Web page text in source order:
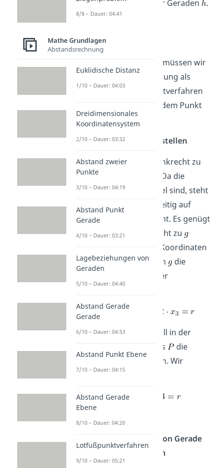
einfach den Aufpunkt der Geraden
.
Diesen einfachen Schritt müssen wir
sowohl bei der Formellösung als
auch bei den Lotfußpunktverfahren
mit Hilfslinie oder laufendem Punkt
erledigen.
Schritt 2: Hilfsebene aufstellen
Eine Hilfsebene
soll senkrecht zu
beiden Geraden stehen. Da die
beiden Geraden ja parallel sind, steht
die Ebene immer gleichzeitig auf
beiden Geraden senkrecht. Es genügt
also, wenn wir
senkrecht zu
wählen. Dazu bilden die Koordinaten
des Richtungsvektors von
die
Koordinatengleichung der
Hilfsebene:
Der gewählte Punkt
soll in der
Ebene liegen, daher muss
die
erfüllen. Wir
erhalten für :
Schritt 3: Schnittpunkt von Gerade
und Hilfebene berechnen
8/8 – Dauer: 04:41
Mathe Grundlagen
Abstandsrechnung
Euklidische Distanz
1/10 – Dauer: 04:03
Dreidimensionales
Koordinatensystem
2/10 – Dauer: 03:32
Abstand zweier
Punkte
3/10 – Dauer: 04:19
Abstand Punkt
Gerade
4/10 – Dauer: 03:21
Lagebeziehungen von
Geraden
5/10 – Dauer: 04:40
Abstand Gerade
Gerade
6/10 – Dauer: 04:53
Abstand Punkt Ebene
7/10 – Dauer: 04:15
Abstand Gerade
Ebene
8/10 – Dauer: 04:20
Lotfußpunktverfahren
9/10 – Dauer: 05:21